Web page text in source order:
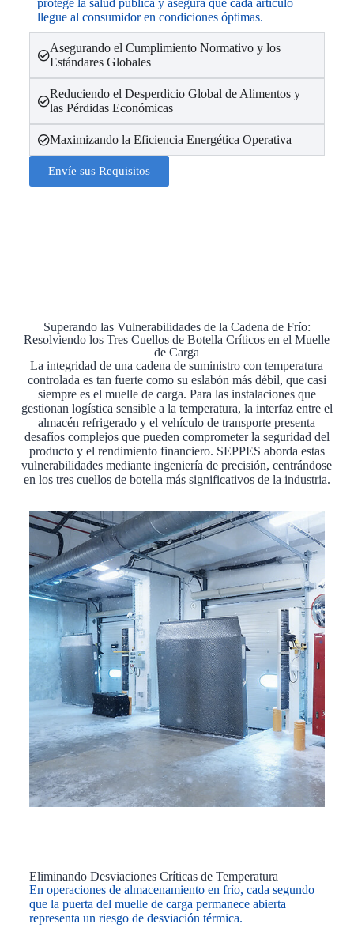
protege la salud pública y asegura que cada artículo
llegue al consumidor en condiciones óptimas.
Asegurando el Cumplimiento Normativo y los
Estándares Globales
Reduciendo el Desperdicio Global de Alimentos y
las Pérdidas Económicas
Maximizando la Eficiencia Energética Operativa
Envíe sus Requisitos
Superando las Vulnerabilidades de la Cadena de Frío:
Resolviendo los Tres Cuellos de Botella Críticos en el Muelle
de Carga
La integridad de una cadena de suministro con temperatura
controlada es tan fuerte como su eslabón más débil, que casi
siempre es el muelle de carga. Para las instalaciones que
gestionan logística sensible a la temperatura, la interfaz entre el
almacén refrigerado y el vehículo de transporte presenta
desafíos complejos que pueden comprometer la seguridad del
producto y el rendimiento financiero. SEPPES aborda estas
vulnerabilidades mediante ingeniería de precisión, centrándose
en los tres cuellos de botella más significativos de la industria.
Eliminando Desviaciones Críticas de Temperatura
En operaciones de almacenamiento en frío, cada segundo
que la puerta del muelle de carga permanece abierta
representa un riesgo de desviación térmica.